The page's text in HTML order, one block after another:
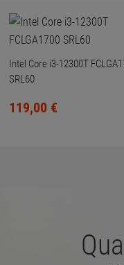
Intel Core i3-12300T
SRL60
119,00 €